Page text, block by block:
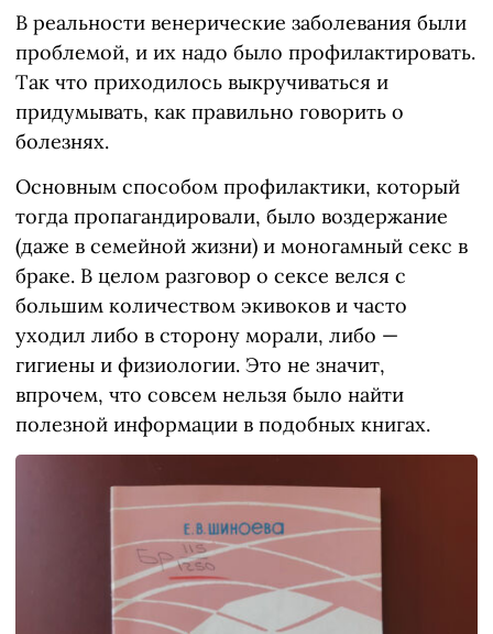
В реальности венерические заболевания были
проблемой, и их надо было профилактировать.
Так что приходилось выкручиваться и
придумывать, как правильно говорить о
болезнях.
Основным способом профилактики, который
тогда пропагандировали, было воздержание
(даже в семейной жизни) и моногамный секс в
браке. В целом разговор о сексе велся с
большим количеством экивоков и часто
уходил либо в сторону морали, либо —
гигиены и физиологии. Это не значит,
впрочем, что совсем нельзя было найти
полезной информации в подобных книгах.